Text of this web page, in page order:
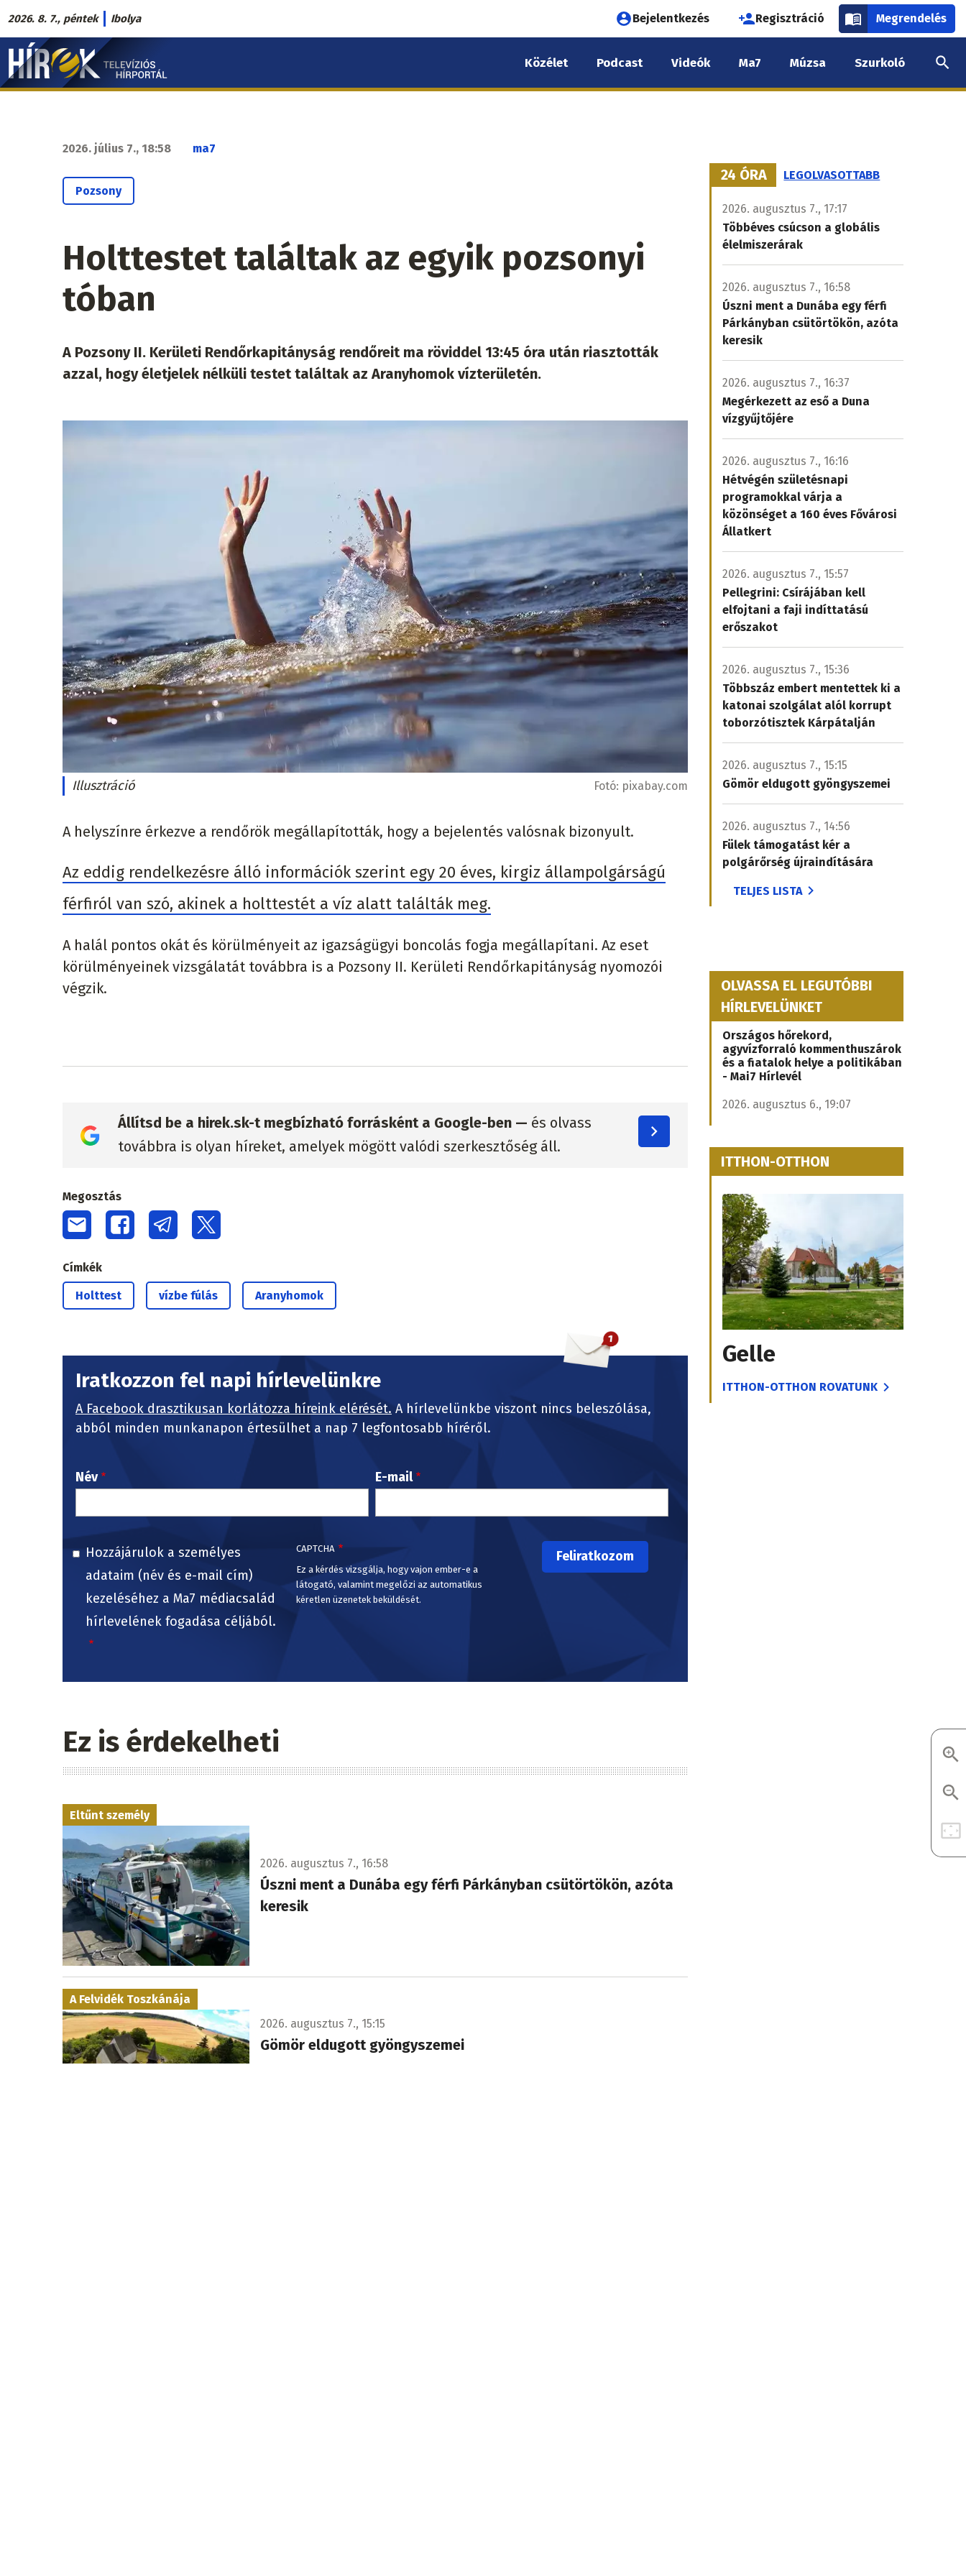
Ugrás
a
tartalomra
2026. 8. 7., péntek Ibolya
Felhasználói
fiók
menüje
Bejelentkezés Regisztráció Megrendelés
Hírek.sk
fő
Közélet Podcast Videók Ma7 Múzsa Szurkoló
2026. július 7., 18:58 ma7
Pozsony
Holttestet találtak az egyik pozsonyi
tóban
A Pozsony II. Kerületi Rendőrkapitányság rendőreit ma röviddel 13:45 óra után riasztották
azzal, hogy életjelek nélküli testet találtak az Aranyhomok vízterületén.
Illusztráció Fotó: pixabay.com
A helyszínre érkezve a rendőrök megállapították, hogy a bejelentés valósnak bizonyult.
Az eddig rendelkezésre álló információk szerint egy 20 éves, kirgiz állampolgárságú
férfiról van szó, akinek a holttestét a víz alatt találták meg.
A halál pontos okát és körülményeit az igazságügyi boncolás fogja megállapítani. Az eset
körülményeinek vizsgálatát továbbra is a Pozsony II. Kerületi Rendőrkapitányság nyomozói
végzik.
Állítsd be a hirek.sk-t megbízható forrásként a Google-ben — és olvass
továbbra is olyan híreket, amelyek mögött valódi szerkesztőség áll.
Megosztás
Címkék
Holttest vízbe fúlás Aranyhomok
Iratkozzon fel napi hírlevelünkre
A Facebook drasztikusan korlátozza híreink elérését. A hírlevelünkbe viszont nincs beleszólása,
abból minden munkanapon értesülhet a nap 7 legfontosabb híréről.
Név E-mail
Hozzájárulok a személyes
adataim (név és e-mail cím)
kezeléséhez a Ma7 médiacsalád
hírlevelének fogadása céljából.
CAPTCHA
Ez a kérdés vizsgálja, hogy vajon ember-e a
látogató, valamint megelőzi az automatikus
kéretlen üzenetek beküldését.
Ez is érdekelheti
Eltűnt személy
2026. augusztus 7., 16:58
Úszni ment a Dunába egy férfi Párkányban csütörtökön, azóta
keresik
A Felvidék Toszkánája
2026. augusztus 7., 15:15
Gömör eldugott gyöngyszemei
24 ÓRA LEGOLVASOTTABB
2026. augusztus 7., 17:17
Többéves csúcson a globális
élelmiszerárak
2026. augusztus 7., 16:58
Úszni ment a Dunába egy férfi
Párkányban csütörtökön, azóta
keresik
2026. augusztus 7., 16:37
Megérkezett az eső a Duna
vízgyűjtőjére
2026. augusztus 7., 16:16
Hétvégén születésnapi
programokkal várja a
közönséget a 160 éves Fővárosi
Állatkert
2026. augusztus 7., 15:57
Pellegrini: Csírájában kell
elfojtani a faji indíttatású
erőszakot
2026. augusztus 7., 15:36
Többszáz embert mentettek ki a
katonai szolgálat alól korrupt
toborzótisztek Kárpátalján
2026. augusztus 7., 15:15
Gömör eldugott gyöngyszemei
2026. augusztus 7., 14:56
Fülek támogatást kér a
polgárőrség újraindítására
TELJES LISTA
OLVASSA EL LEGUTÓBBI
HÍRLEVELÜNKET
Országos hőrekord,
agyvízforraló kommenthuszárok
és a fiatalok helye a politikában
- Mai7 Hírlevél
2026. augusztus 6., 19:07
ITTHON-OTTHON
Gelle
ITTHON-OTTHON ROVATUNK